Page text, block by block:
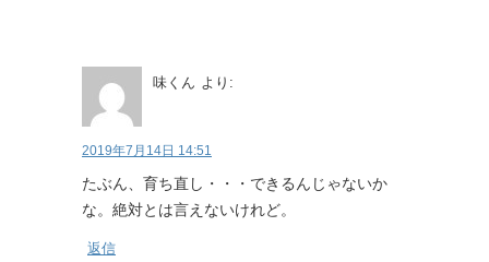
味くん より:
2019年7月14日 14:51
たぶん、育ち直し・・・できるんじゃないか
な。絶対とは言えないけれど。
返信